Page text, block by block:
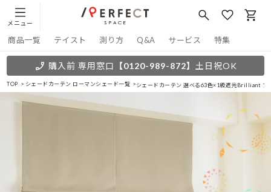
メニュー
商品一覧 テイスト 測り方 Q&A サービス 特集
購入前 専用窓口 【0120-989-872】 土日祝OK
TOP シェードカーテン ローマンシェード一覧 シェードカーテン 選べる63色×1級遮光Brilliant ブ